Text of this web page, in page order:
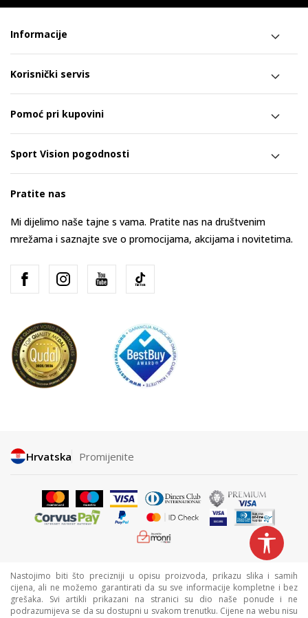
Informacije
Korisnički servis
Pomoć pri kupovini
Sport Vision pogodnosti
Pratite nas
Mi dijelimo naše tajne s vama. Pratite nas na društvenim
mrežama i saznajte sve o promocijama, akcijama i novitetima.
Hrvatska Promijenite
Nastojimo biti što precizniji u opisu proizvoda, prikazu slika i samih
cijena, ali ne možemo garantirati da su sve informacije kompletne i bez
grešaka. Svi artikli prikazani na stranici su dio naše ponude i ne
podrazumijeva se da su dostupni u svakom trenutku. Cijene na webu nisu